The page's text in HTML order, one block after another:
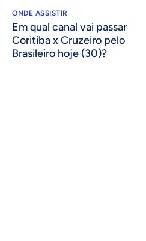
ONDE ASSISTIR
Em qual canal vai passar
Coritiba x Cruzeiro pelo
Brasileiro hoje (30)?